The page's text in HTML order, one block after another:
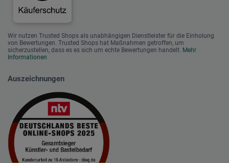
Wir nutzen Trusted Shops als unabhängigen Dienstleister für die Einholung
von Bewertungen. Trusted Shops hat Maßnahmen getroffen, um
sicherzustellen, dass es es sich um echte Bewertungen handelt. Mehr
Informationen
Auszeichnungen